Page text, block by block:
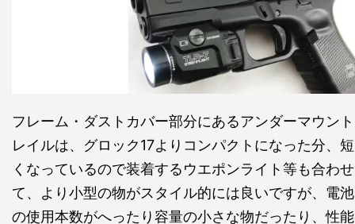
フレーム・ダストカバー部分にあるアンダーマウント
レイルは、グロック17よりコンパクトになった分、短
くなっているので装着するウエポンライト等も合わせ
て、より小型の物がスタイル的には良いですが、電池
の使用本数がへったり容量の小さな物だったり、性能